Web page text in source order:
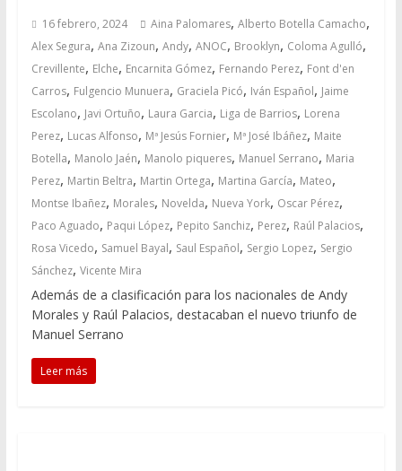
16 febrero, 2024 Aina Palomares, Alberto Botella Camacho,
Alex Segura, Ana Zizoun, Andy, ANOC, Brooklyn, Coloma Agulló,
Crevillente, Elche, Encarnita Gómez, Fernando Perez, Font d'en
Carros, Fulgencio Munuera, Graciela Picó, Iván Español, Jaime
Escolano, Javi Ortuño, Laura Garcia, Liga de Barrios, Lorena
Perez, Lucas Alfonso, Mª Jesús Fornier, Mª José Ibáñez, Maite
Botella, Manolo Jaén, Manolo piqueres, Manuel Serrano, Maria
Perez, Martin Beltra, Martin Ortega, Martina García, Mateo,
Montse Ibañez, Morales, Novelda, Nueva York, Oscar Pérez,
Paco Aguado, Paqui López, Pepito Sanchiz, Perez, Raúl Palacios,
Rosa Vicedo, Samuel Bayal, Saul Español, Sergio Lopez, Sergio
Sánchez, Vicente Mira
Además de a clasificación para los nacionales de Andy
Morales y Raúl Palacios, destacaban el nuevo triunfo de
Manuel Serrano
Leer más